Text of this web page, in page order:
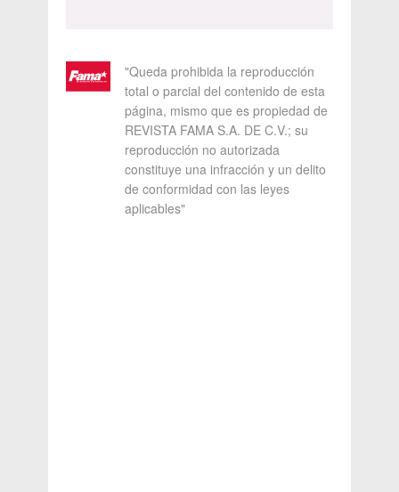
"Queda prohibida la reproducción
total o parcial del contenido de esta
página, mismo que es propiedad de
REVISTA FAMA S.A. DE C.V.; su
reproducción no autorizada
constituye una infracción y un delito
de conformidad con las leyes
aplicables"